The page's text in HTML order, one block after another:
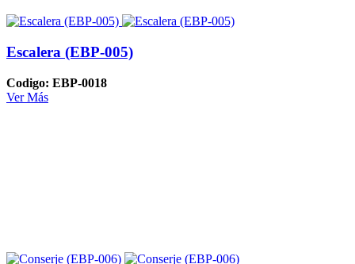
Escalera (EBP-005)
Codigo: EBP-0018
Ver Más